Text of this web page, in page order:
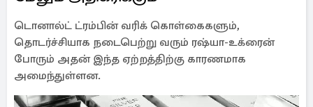
டொனால்ட் ட்ரம்பின் வரிக் கொள்கைகளும்,
தொடர்ச்சியாக நடைபெற்று வரும் ரஷ்யா-உக்ரைன்
போரும் அதன் இந்த ஏற்றத்திற்கு காரணமாக
அமைந்துள்ளன.